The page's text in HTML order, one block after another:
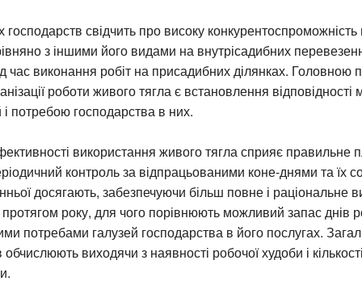
господарств свідчить про високу конкурентоспроможність
з іншими його видами на внутрісадибних
час виконання робіт на присадибних ділянках.
роботи живого тягла є встановлення відповідності
і потребою господарства в них.
використання живого тягла сприяє правильне
контроль за відпрацьованими коне-днями та їх
досягають, забезпечуючи більш повне і раціональне
протягом року, для чого порівнюють можливий запас днів
потребами галузей господарства в його послугах.
виходячи з наявності робочої худоби і